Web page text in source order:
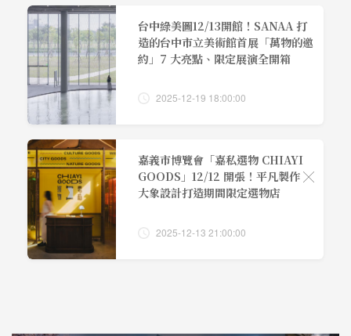
台中綠美圖12/13開館！SANAA 打
造的台中市立美術館首展「萬物的邀
約」7 大亮點、限定展演全開箱
2025-12-19 18:00:00
嘉義市博覽會「嘉私選物 CHIAYI
GOODS」12/12 開張！平凡製作 ╳
大象設計打造期間限定選物店
2025-12-13 21:00:00